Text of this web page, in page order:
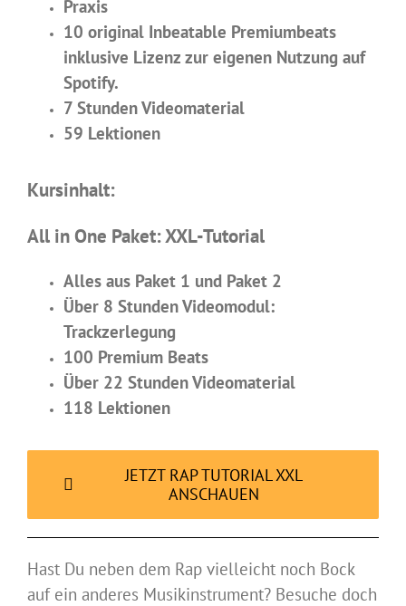
Praxis
10 original Inbeatable Premiumbeats
inklusive Lizenz zur eigenen Nutzung auf
Spotify.
7 Stunden Videomaterial
59 Lektionen
Kursinhalt:
All in One Paket: XXL-Tutorial
Alles aus Paket 1 und Paket 2
Über 8 Stunden Videomodul:
Trackzerlegung
100 Premium Beats
Über 22 Stunden Videomaterial
118 Lektionen
JETZT RAP TUTORIAL XXL
ANSCHAUEN
Hast Du neben dem Rap vielleicht noch Bock
auf ein anderes Musikinstrument? Besuche doch